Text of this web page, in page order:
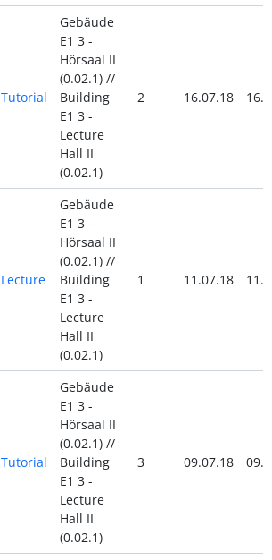
Tutorial
Gebäude
E1 3 -
Hörsaal II
(0.02.1) //
Building
E1 3 -
Lecture
Hall II
(0.02.1)
2 16.07.18
Lecture
Gebäude
E1 3 -
Hörsaal II
(0.02.1) //
Building
E1 3 -
Lecture
Hall II
(0.02.1)
1 11.07.18
Tutorial
Gebäude
E1 3 -
Hörsaal II
(0.02.1) //
Building
E1 3 -
Lecture
Hall II
(0.02.1)
3 09.07.18